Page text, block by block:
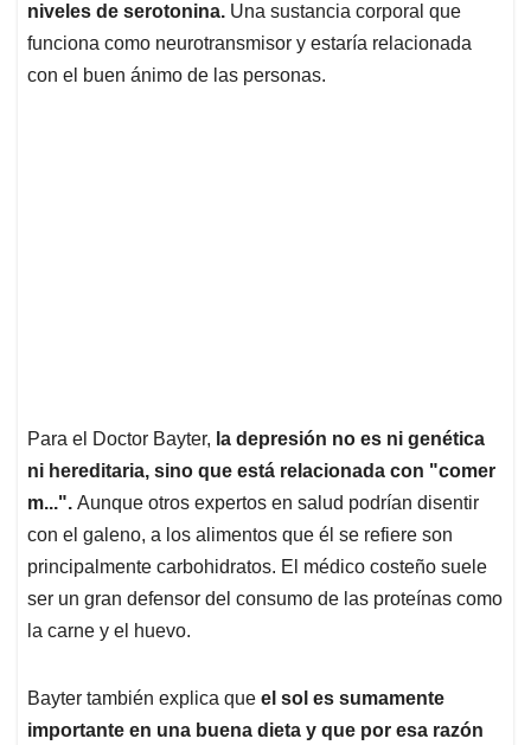
niveles de serotonina. Una sustancia corporal que
funciona como neurotransmisor y estaría relacionada
con el buen ánimo de las personas.
Para el Doctor Bayter, la depresión no es ni genética
ni hereditaria, sino que está relacionada con "comer
m...". Aunque otros expertos en salud podrían disentir
con el galeno, a los alimentos que él se refiere son
principalmente carbohidratos. El médico costeño suele
ser un gran defensor del consumo de las proteínas como
la carne y el huevo.
Bayter también explica que el sol es sumamente
importante en una buena dieta y que por esa razón